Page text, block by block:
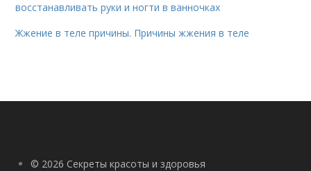
восстанавливать руки и ногти в ванночках
Жжение в теле причины. Причины жжения в теле
© 2026 Секреты красоты и здоровья